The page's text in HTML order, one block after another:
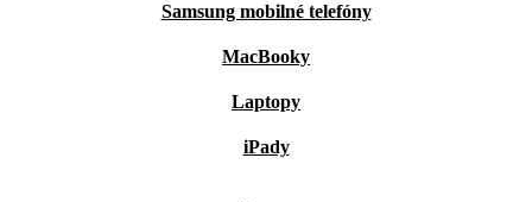
Samsung mobilné telefóny
MacBooky
Laptopy
iPady